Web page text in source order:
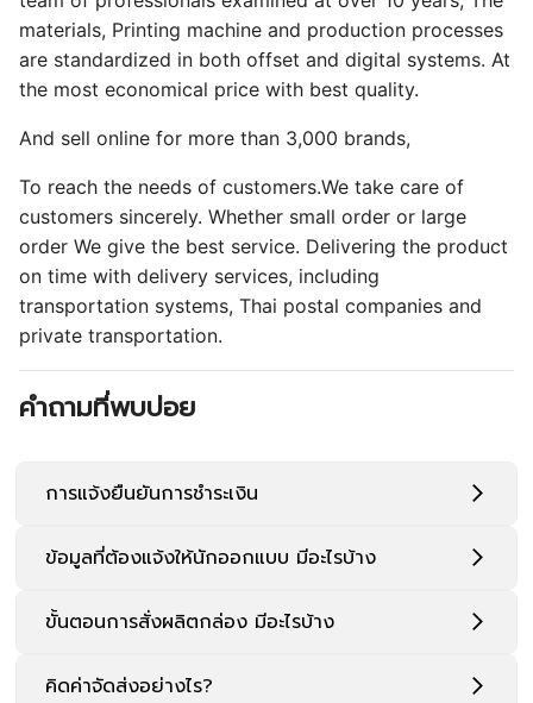
การแจ้งยืนยันการชำระเงิน
ข้อมูลที่ต้องแจ้งให้นักออกแบบ มีอะไรบ้าง
ขั้นตอนการสั่งผลิตกล่อง มีอะไรบ้าง
คิดค่าจัดส่งอย่างไร?
Related products
ร้านขายถุงกระดาษ
สั่งพิมพ์ถุงกระดาษ
ผลิตถุง